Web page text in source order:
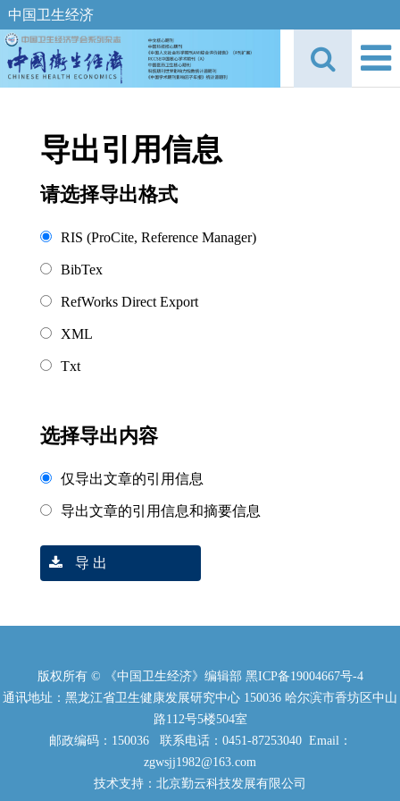
中国卫生经济
导出引用信息
请选择导出格式
RIS (ProCite, Reference Manager)
BibTex
RefWorks Direct Export
XML
Txt
选择导出内容
仅导出文章的引用信息
导出文章的引用信息和摘要信息
导 出
版权所有 © 《中国卫生经济》编辑部 黑ICP备19004667号-4
通讯地址：黑龙江省卫生健康发展研究中心 150036 哈尔滨市香坊区中山
路112号5楼504室
邮政编码：150036 联系电话：0451-87253040 Email：
zgwsjj1982@163.com
技术支持：北京勤云科技发展有限公司